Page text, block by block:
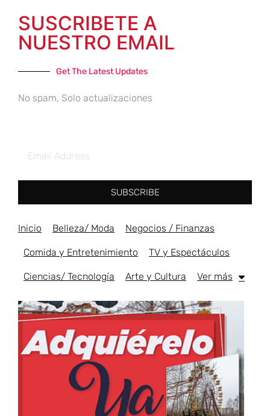
SUSCRIBETE A
NUESTRO EMAIL
Get The Latest Updates
No spam, Solo actualizaciones
SUBSCRIBE
Inicio Belleza/ Moda Negocios / Finanzas
Comida y Entretenimiento TV y Espectáculos
Ciencias/ Tecnología Arte y Cultura Ver más